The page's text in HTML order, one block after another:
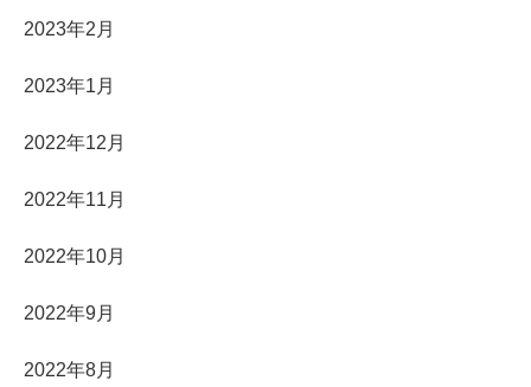
2023年2月
2023年1月
2022年12月
2022年11月
2022年10月
2022年9月
2022年8月